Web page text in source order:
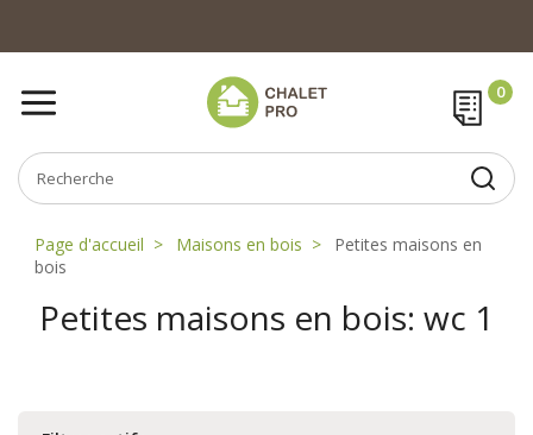
Page d'accueil Maisons en bois
Petites maisons en
bois
Petites maisons en bois: wc 1